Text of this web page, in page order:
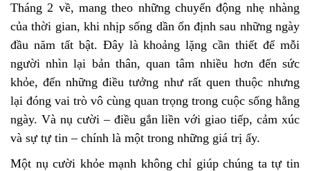
Tháng 2 về, mang theo những chuyển động nhẹ nhàng
của thời gian, khi nhịp sống dần ổn định sau những ngày
đầu năm tất bật. Đây là khoảng lặng cần thiết để mỗi
người nhìn lại bản thân, quan tâm nhiều hơn đến sức
khỏe, đến những điều tưởng như rất quen thuộc nhưng
lại đóng vai trò vô cùng quan trọng trong cuộc sống hằng
ngày. Và nụ cười – điều gắn liền với giao tiếp, cảm xúc
và sự tự tin – chính là một trong những giá trị ấy.
Một nụ cười khỏe mạnh không chỉ giúp chúng ta tự tin